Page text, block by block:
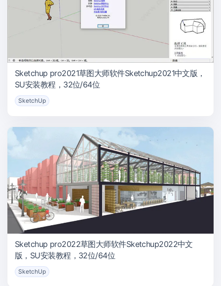
Sketchup pro2021草图大师软件Sketchup2021中文版，
SU安装教程，32位/64位
SketchUp
Sketchup pro2022草图大师软件Sketchup2022中文
版，SU安装教程，32位/64位
SketchUp